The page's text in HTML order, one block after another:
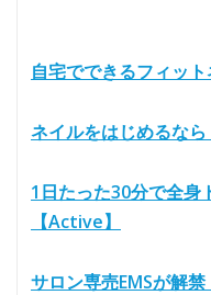
自宅でできるフィッ
ネイルをはじめるな
1日たった30分で全身
【Active】
サロン専売EMSが解禁